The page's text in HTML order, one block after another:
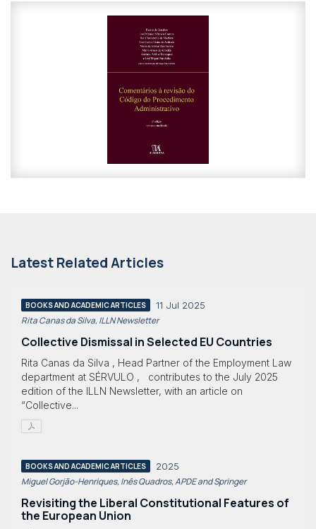
Latest Related Articles
BOOKS AND ACADEMIC ARTICLES 11 Jul 2025
Rita Canas da Silva, ILLN Newsletter
Collective Dismissal in Selected EU Countries
Rita Canas da Silva , Head Partner of the Employment Law
department at SÉRVULO , contributes to the July 2025
edition of the ILLN Newsletter, with an article on
“Collective...
BOOKS AND ACADEMIC ARTICLES 2025
Miguel Gorjão-Henriques, Inês Quadros, APDE and Springer
Revisiting the Liberal Constitutional Features of
the European Union